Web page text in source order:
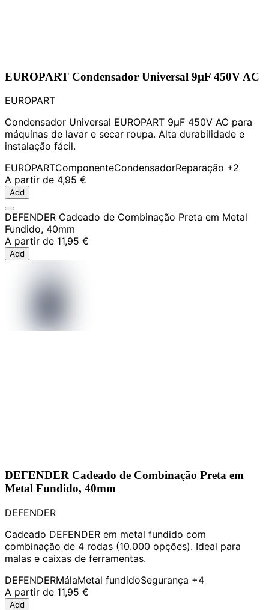
EUROPART Condensador Universal 9µF 450V AC
EUROPART
Condensador Universal EUROPART 9µF 450V AC para
máquinas de lavar e secar roupa. Alta durabilidade e
instalação fácil.
EUROPARTComponenteCondensadorReparação +2
A partir de 4,95 €
Add
DEFENDER Cadeado de Combinação Preta em Metal
Fundido, 40mm
A partir de 11,95 €
Add
DEFENDER Cadeado de Combinação Preta em
Metal Fundido, 40mm
DEFENDER
Cadeado DEFENDER em metal fundido com
combinação de 4 rodas (10.000 opções). Ideal para
malas e caixas de ferramentas.
DEFENDERMálaMetal fundidoSegurança +4
A partir de 11,95 €
Add